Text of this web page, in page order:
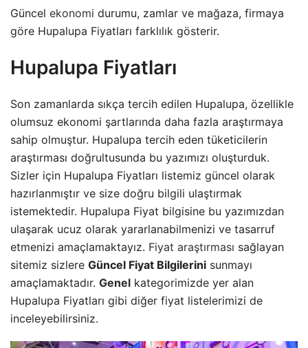
Güncel ekonomi durumu, zamlar ve mağaza, firmaya
göre Hupalupa Fiyatları farklılık gösterir.
Hupalupa Fiyatları
Son zamanlarda sıkça tercih edilen Hupalupa, özellikle
olumsuz ekonomi şartlarında daha fazla araştırmaya
sahip olmuştur. Hupalupa tercih eden tüketicilerin
araştırması doğrultusunda bu yazımızı oluşturduk.
Sizler için Hupalupa Fiyatları listemiz güncel olarak
hazırlanmıştır ve size doğru bilgili ulaştırmak
istemektedir. Hupalupa Fiyat bilgisine bu yazımızdan
ulaşarak ucuz olarak yararlanabilmenizi ve tasarruf
etmenizi amaçlamaktayız. Fiyat araştırması sağlayan
sitemiz sizlere Güncel Fiyat Bilgilerini sunmayı
amaçlamaktadır. Genel kategorimizde yer alan
Hupalupa Fiyatları gibi diğer fiyat listelerimizi de
inceleyebilirsiniz.